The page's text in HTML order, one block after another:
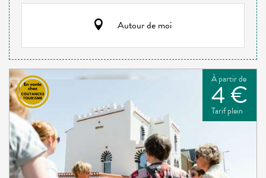
Autour de moi
À partir de
4 €
Tarif plein